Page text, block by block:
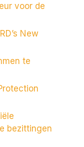
voor de
New
te
bezittingen